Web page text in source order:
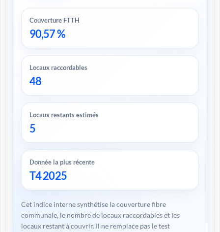
Couverture FTTH
90,57 %
Locaux raccordables
48
Locaux restants estimés
5
Donnée la plus récente
T4 2025
Cet indice interne synthétise la couverture fibre
communale, le nombre de locaux raccordables et les
locaux restant à couvrir. Il ne remplace pas le test